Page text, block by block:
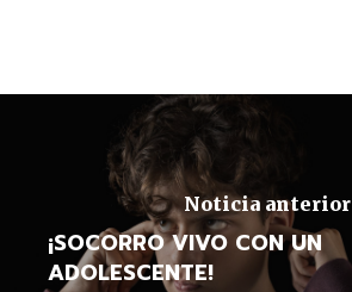
Noticia anterior
¡SOCORRO VIVO CON UN
ADOLESCENTE!